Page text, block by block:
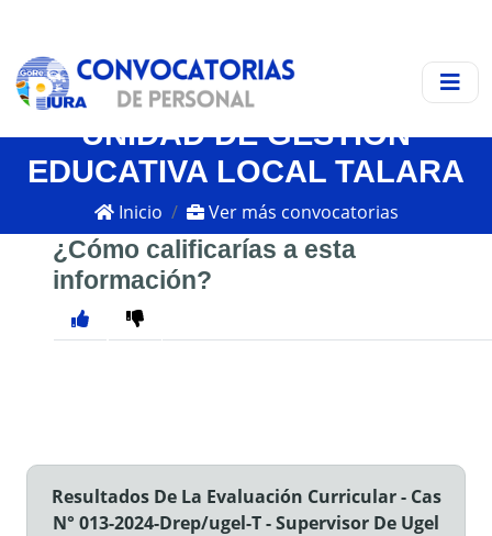
UNIDAD DE GESTIÓN
EDUCATIVA LOCAL TALARA
Inicio Ver más convocatorias
¿Cómo calificarías a esta
información?
Resultados De La Evaluación Curricular - Cas
N° 013-2024-Drep/ugel-T - Supervisor De Ugel